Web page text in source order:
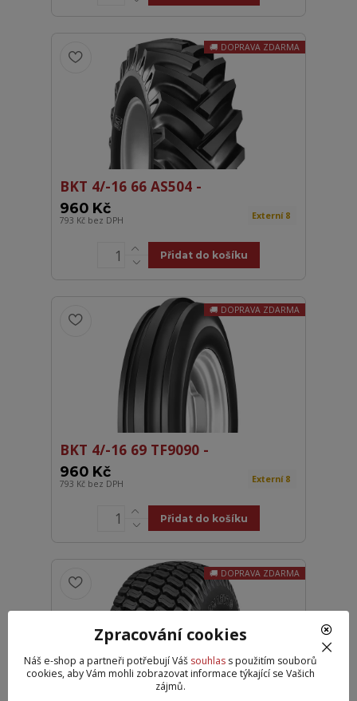
DOPRAVA ZDARMA
BKT 4/-16 66 AS504 -
960 Kč
793 Kč bez DPH Externí 8
Přidat do košíku
DOPRAVA ZDARMA
BKT 4/-16 69 TF9090 -
960 Kč
793 Kč bez DPH Externí 8
Přidat do košíku
DOPRAVA ZDARMA
Zpracování cookies
Náš e-shop a partneři potřebují Váš souhlass použitím souborů
cookies, aby Vám mohli zobrazovat informace týkající se Vašich
zájmů.